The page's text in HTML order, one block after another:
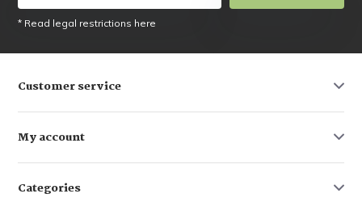
* Read legal restrictions here
Customer service
My account
Categories